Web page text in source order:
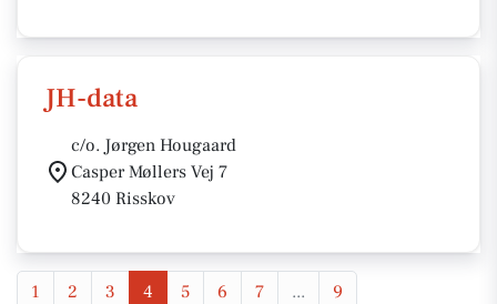
JH-data
c/o. Jørgen Hougaard
Casper Møllers Vej 7
8240 Risskov
1 2 3 4 5 6 7 ... 9